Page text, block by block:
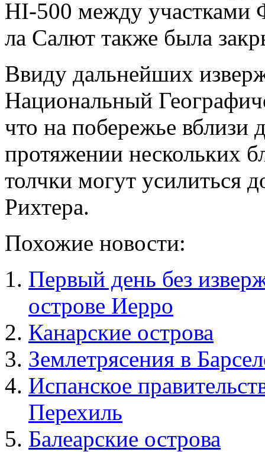
HI-500 между участками
ла Салют также была
Ввиду дальнейших
Национальный
что на побережье вблизи
протяжении нескольких
толчки могут усилиться
Рихтера.
Похожие новости:
Первый день без
острове Иерро
Канарские острова
Землетрясения в
Испанское
Перехиль
Балеарские острова